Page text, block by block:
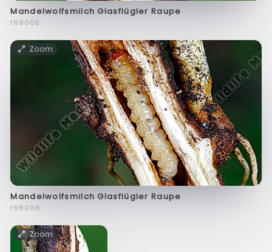
Mandelwolfsmilch Glasflügler Raupe
f68005
Zoom
Mandelwolfsmilch Glasflügler Raupe
f68006
Zoom